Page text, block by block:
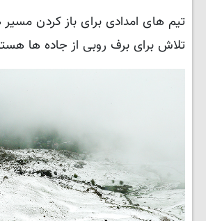
تیم های امدادی برای باز کردن
تلاش برای برف روبی از جاده ها